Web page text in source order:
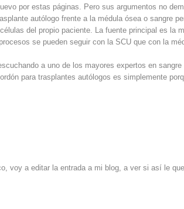
por estas páginas. Pero sus argumentos no
autólogo frente a la médula ósea o sangre
del propio paciente. La fuente principal es la
se pueden seguir con la SCU que con la
a uno de los mayores expertos en
para trasplantes autólogos es simplemente
voy a editar la entrada a mi blog, a ver si así le